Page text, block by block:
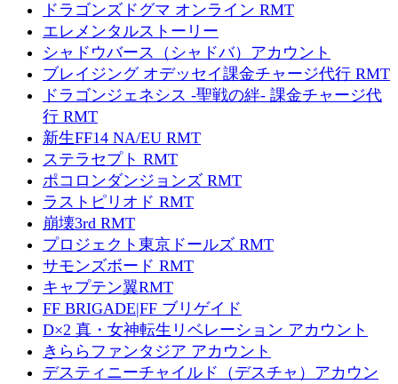
ドラゴンズドグマ オンライン RMT
エレメンタルストーリー
シャドウバース（シャドバ）アカウント
ブレイジング オデッセイ課金チャージ代行 RMT
ドラゴンジェネシス -聖戦の絆- 課金チャージ代
行 RMT
新生FF14 NA/EU RMT
ステラセプト RMT
ポコロンダンジョンズ RMT
ラストピリオド RMT
崩壊3rd RMT
プロジェクト東京ドールズ RMT
サモンズボード RMT
キャプテン翼RMT
FF BRIGADE|FF ブリゲイド
D×2 真・女神転生リベレーション アカウント
きららファンタジア アカウント
デスティニーチャイルド（デスチャ）アカウン